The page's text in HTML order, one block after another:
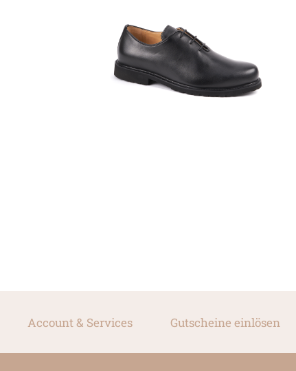
Account & Services Gutscheine einlösen